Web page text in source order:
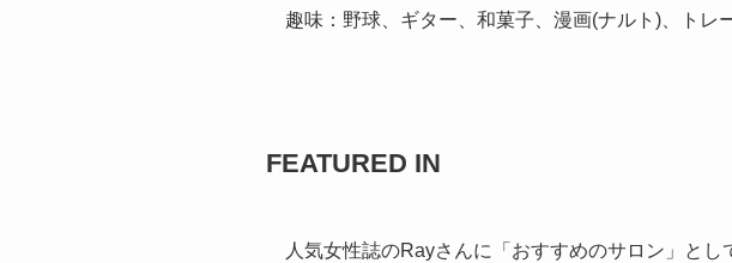
趣味：野球、ギター、和菓子、漫画(ナルト)、ト
FEATURED IN
人気女性誌のRayさんに「おすすめのサロン」とし